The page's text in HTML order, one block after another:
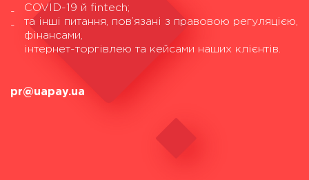
COVID-19 й fintech;
та інші питання, пов’язані з правовою регуляцією,
фінансами,
інтернет-торгівлею та кейсами наших клієнтів.
pr@uapay.ua